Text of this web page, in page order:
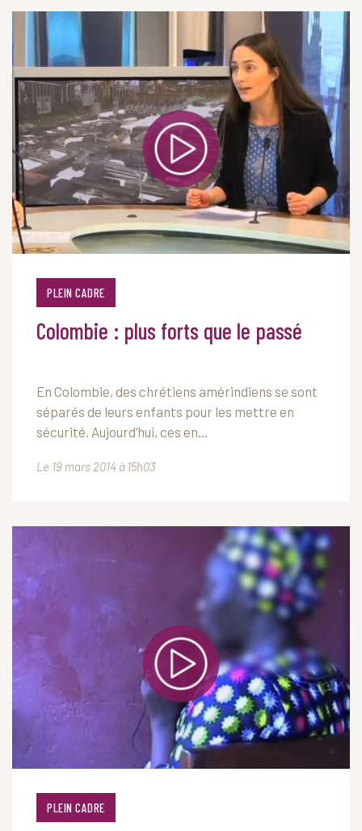
PLEIN CADRE
Colombie : plus forts que le passé
En Colombie, des chrétiens amérindiens se sont
séparés de leurs enfants pour les mettre en
sécurité. Aujourd’hui, ces en...
Le 19 mars 2014 à 15h03
PLEIN CADRE